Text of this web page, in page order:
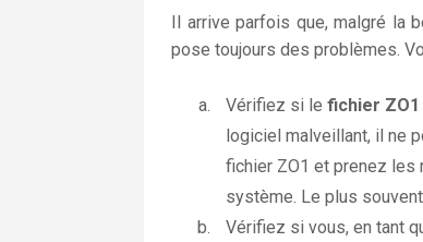
Il arrive parfois que, malgré la
pose toujours des problèmes.
Vérifiez si le fichier ZO1
logiciel malveillant, il ne
fichier ZO1 et prenez les
système. Le plus
Vérifiez si vous, en tant